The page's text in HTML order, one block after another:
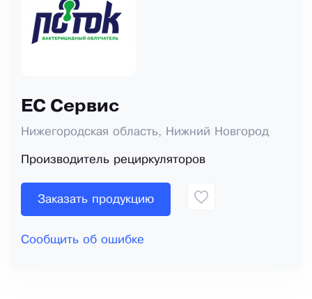
ЕС Сервис
Нижегородская область, Нижний Новгород
Производитель рециркуляторов
Заказать продукцию
Сообщить об ошибке